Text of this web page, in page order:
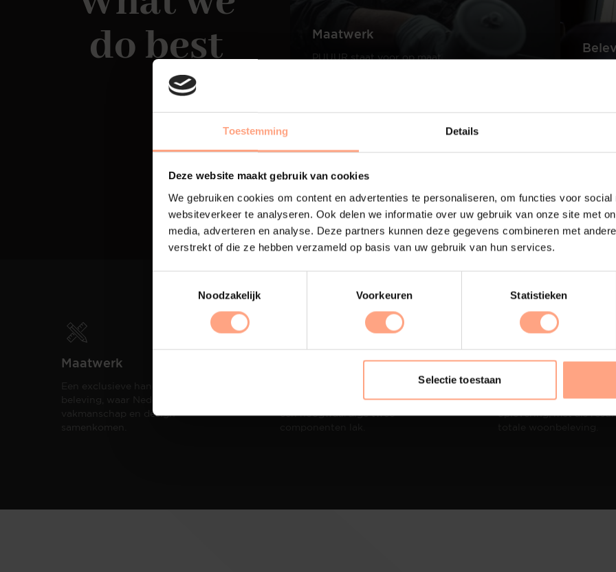
Toestemming Details
Deze website maakt gebruik van cookies
We gebruiken cookies om content en advertenties te personaliseren, om functies voor social
websiteverkeer te analyseren. Ook delen we informatie over uw gebruik van onze site met
media, adverteren en analyse. Deze partners kunnen deze gegevens combineren met
verstrekt of die ze hebben verzameld op basis van uw gebruik van hun services.
Noodzakelijk Voorkeuren Statistieken
Selectie toestaan
do best
Maatwerk
PUUUR staat voor op maat
Lees meer
Maatwerk
Een exclusieve handgemaakte
beleving, waar Nederlands
vakmanschap en design
samenkomen.
De meubelen worden in onze
eigen spuiterij afgewerkt met
een hoogwaardige twee
Interieur inrichting
PUUUR biedt volledige
ontzorging van eerste
oplevering,met als